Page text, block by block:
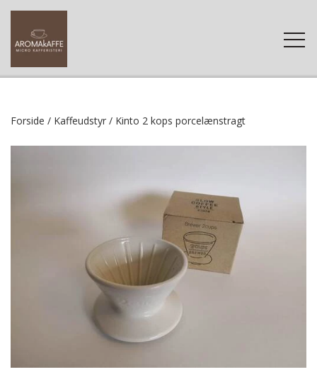
FORSIDE
KAFFE
TILBEHØR
RENGØRING
KONTAKT
KAFFE-FAQ
Forside Kaffeudstyr Kinto 2 kops porcelænstragt